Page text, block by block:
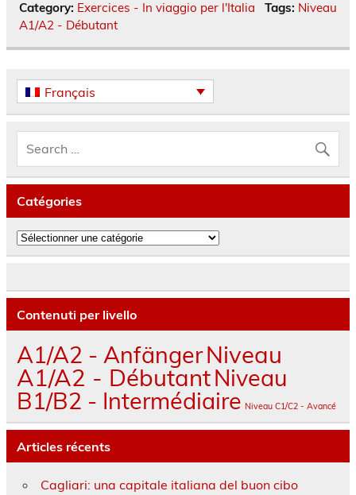
Category: Exercices - In viaggio per l'Italia Tags: Niveau
A1/A2 - Débutant
Français
Catégories
Catégories
Contenuti per livello
A1/A2 - AnfängerNiveau
A1/A2 - DébutantNiveau
B1/B2 - Intermédiaire Niveau C1/C2 - Avancé
Articles récents
Cagliari: una capitale italiana del buon cibo